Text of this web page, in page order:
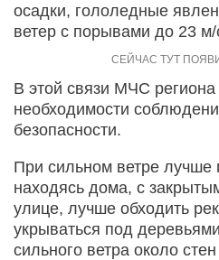
осадки, гололедные
ветер с порывами до 23 м/
В этой связи МЧС
необходимости
безопасности.
При сильном ветре лучше
находясь дома, с
улице, лучше обходить
укрываться под
сильного ветра около